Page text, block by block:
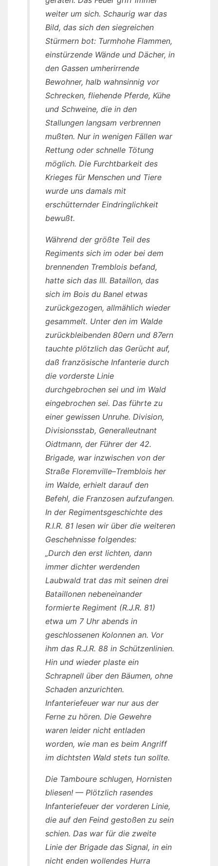
weiter um sich. Schaurig war das
Bild, das sich den siegreichen
Stürmern bot: Turmhohe Flammen,
einstürzende Wände und Dächer, in
den Gassen umherirrende
Bewohner, halb wahnsinnig vor
Schrecken, fliehende Pferde, Kühe
und Schweine, die in den
Stallungen langsam verbrennen
mußten. Nur in wenigen Fällen war
Rettung oder schnelle Tötung
möglich. Die Furchtbarkeit des
Krieges für Menschen und Tiere
wurde uns damals mit
erschütternder Eindringlichkeit
bewußt.
Während der größte Teil des
Regiments sich im oder bei dem
brennenden Tremblois befand,
hatte sich das III. Bataillon, das
sich im Bois du Banel etwas
zurückgezogen, allmählich wieder
gesammelt. Unter den im Walde
zurückbleibenden 80ern und 87ern
tauchte plötzlich das Gerücht auf,
daß französische Infanterie durch
die vorderste Linie
durchgebrochen sei und im Wald
eingebrochen sei. Das führte zu
einer gewissen Unruhe. Division,
Divisionsstab, Generalleutnant
Oidtmann, der Führer der 42.
Brigade, war inzwischen von der
Straße Floremville–Tremblois her
im Walde, erhielt darauf den
Befehl, die Franzosen aufzufangen.
In der Regimentsgeschichte des
R.I.R. 81 lesen wir über die weiteren
Geschehnisse folgendes:
„Durch den erst lichten, dann
immer dichter werdenden
Laubwald trat das mit seinen drei
Bataillonen nebeneinander
formierte Regiment (R.J.R. 81)
etwa um 7 Uhr abends in
geschlossenen Kolonnen an. Vor
ihm das R.J.R. 88 in Schützenlinien.
Hin und wieder plaste ein
Schrapnell über den Bäumen, ohne
Schaden anzurichten.
Infanteriefeuer war nur aus der
Ferne zu hören. Die Gewehre
waren leider nicht entladen
worden, wie man es beim Angriff
im dichtsten Wald stets tun sollte.
Die Tamboure schlugen, Hornisten
bliesen! — Plötzlich rasendes
Infanteriefeuer der vorderen Linie,
die auf den Feind gestoßen zu sein
schien. Das war für die zweite
Linie der Brigade das Signal, in ein
nicht enden wollendes Hurra